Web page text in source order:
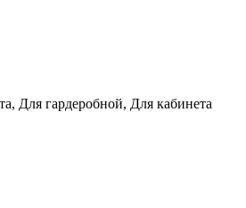
Для гардеробной, Для кабинета